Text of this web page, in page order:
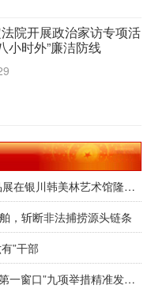
院开展政治家访专项活
小时外”廉洁防线
首届“美林杯”青少年绘画大赛优秀作品展在银川韩美林艺术馆隆重开幕
，斩断非法捕捞源头链条
”干部
胶东国际机场多措并举打造入境旅游“第一窗口”九项举措精准发力，助力青岛建设国际滨海旅游度假胜地